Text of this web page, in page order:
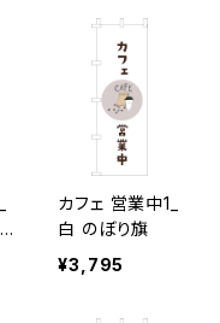
カフェ 営業中1_
白 のぼり旗
¥3,795